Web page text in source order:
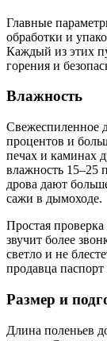
Главные
обработки и
Каждый из этих
горения и
Влажность
Свежеспиленное
процентов и
печах и каминах
влажность 15–25
дрова дают
сажи в дымоходе.
Простая
звучит более
светло и не
продавца
Размер и
Длина поленьев